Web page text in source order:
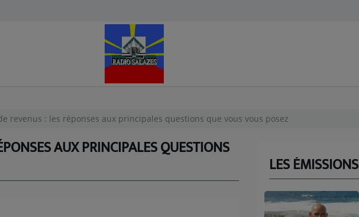
revenus : les réponses aux principales questions que vous vous posez
AUX PRINCIPALES QUESTIONS
LES ÉMISSIONS